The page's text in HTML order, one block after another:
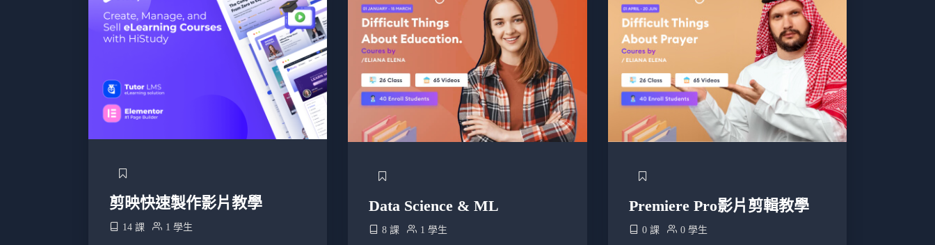
剪映快速製作影片教學
14 課 1 學生
Data Science & ML
8 課 1 學生
Premiere Pro影片剪輯教學
0 課 0 學生